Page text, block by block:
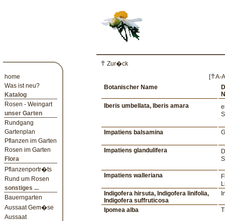
home
Was ist neu?
Katalog
Rosen - Weingart
unser Garten
Rundgang
Gartenplan
Pflanzen im Garten
Rosen im Garten
Flora
Pflanzenportr�ts
Rund um Rosen
sonstiges ...
Bauerngarten
Aussaat Gem�se
Aussaat
Zur�ck
[
A-A
Botanischer Name
Iberis umbellata, Iberis amara
Impatiens balsamina
Impatiens glandulifera
Impatiens walleriana
Indigofera hirsuta, Indigofera linifolia,
Indigofera suffruticosa
Ipomea alba